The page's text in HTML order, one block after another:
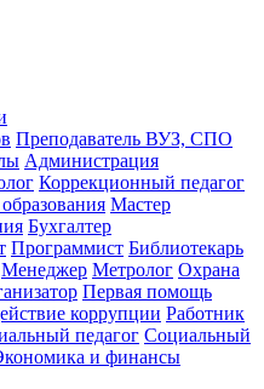
Преподаватель ВУЗ, СПО
Администрация
Коррекционный педагог
Мастер
Бухгалтер
Программист Библиотекарь
Менеджер Метролог Охрана
Первая помощь
коррупции Работник
педагог Социальный
и финансы